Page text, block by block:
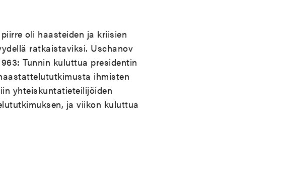
oli haasteiden ja kriisien
ratkaistaviksi. Uschanov
Tunnin kuluttua presidentin
ihmisten
yhteiskuntatieteilijöiden
ja viikon kuluttua